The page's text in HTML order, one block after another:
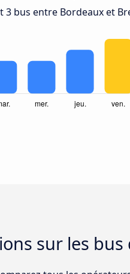
3 bus entre Bordeaux et
sur les bus